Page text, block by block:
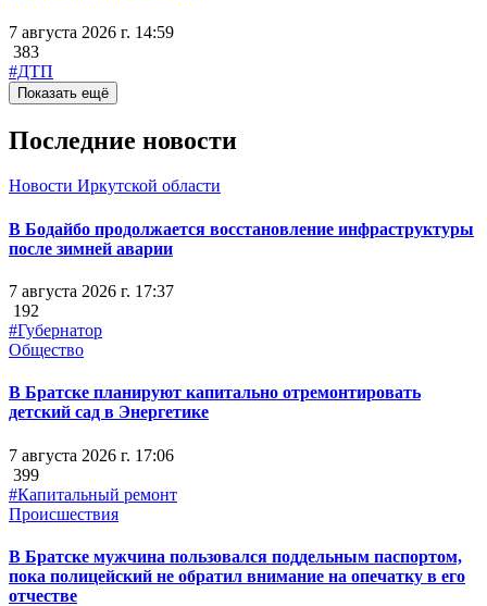
7 августа 2026 г. 14:59
383
#ДТП
Показать ещё
Последние новости
Новости Иркутской области
В Бодайбо продолжается восстановление инфраструктуры
после зимней аварии
7 августа 2026 г. 17:37
192
#Губернатор
Общество
В Братске планируют капитально отремонтировать
детский сад в Энергетике
7 августа 2026 г. 17:06
399
#Капитальный ремонт
Происшествия
В Братске мужчина пользовался поддельным паспортом,
пока полицейский не обратил внимание на опечатку в его
отчестве